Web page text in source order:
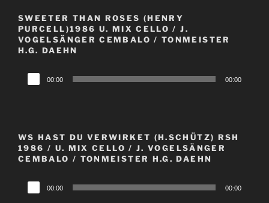
SWEETER THAN ROSES (HENRY
PURCELL)1986 U. MIX CELLO / J.
VOGELSÄNGER CEMBALO / TONMEISTER
H.G. DAEHN
Audio-
Player
00:00 00:00
WS HAST DU VERWIRKET (H.SCHÜTZ) RSH
1986 / U. MIX CELLO / J. VOGELSÄNGER
CEMBALO / TONMEISTER H.G. DAEHN
Audio-
Player
00:00 00:00